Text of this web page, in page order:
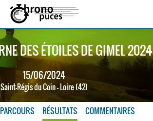
DES ÉTOILES DE GIMEL 2024
15/06/2024
Saint-Régis du Coin - Loire (42)
PARCOURS RÉSULTATS COMMENTAIRES